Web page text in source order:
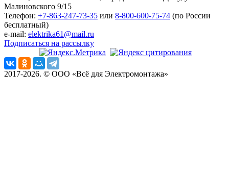
Малиновского 9/15
Телефон: +7-863-247-73-35 или 8-800-600-75-74 (по России
бесплатный)
e-mail: elektrika61@mail.ru
Подписаться на рассылку
2017-2026. © ООО «Всё для Электромонтажа»